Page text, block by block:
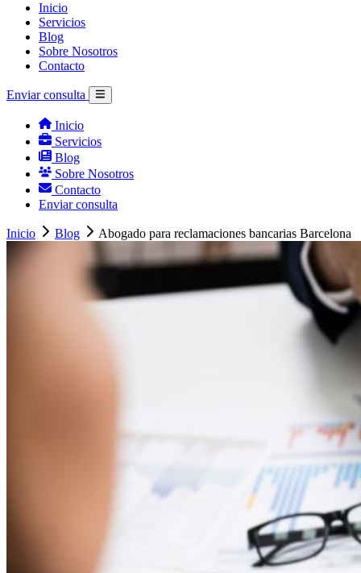
Inicio
Servicios
Blog
Sobre Nosotros
Contacto
Enviar consulta
Inicio
Servicios
Blog
Sobre Nosotros
Contacto
Enviar consulta
Inicio Blog Abogado para reclamaciones bancarias Barcelona